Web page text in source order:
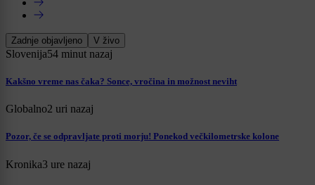
Zadnje objavljeno V živo
Slovenija54 minut nazaj
Kakšno vreme nas čaka? Sonce, vročina in možnost neviht
Globalno2 uri nazaj
Pozor, če se odpravljate proti morju! Ponekod večkilometrske kolone
Kronika3 ure nazaj